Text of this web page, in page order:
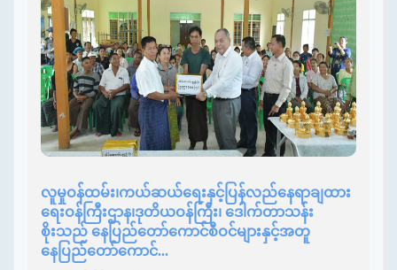
လူမှုဝန်ထမ်း၊ကယ်ဆယ်ရေးနှင့်ပြန်လည်နေရာချထား
ရေးဝန်ကြီးဌာန၊ဒုတိယဝန်ကြီး၊ ဒေါက်တာသန်း
စိုးသည် နေပြည်တော်ကောင်စီဝင်များနှင့်အတူ
နေပြည်တော်ကောင်...